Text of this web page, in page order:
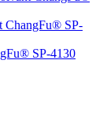
ChangFu® SP-
SP-4130